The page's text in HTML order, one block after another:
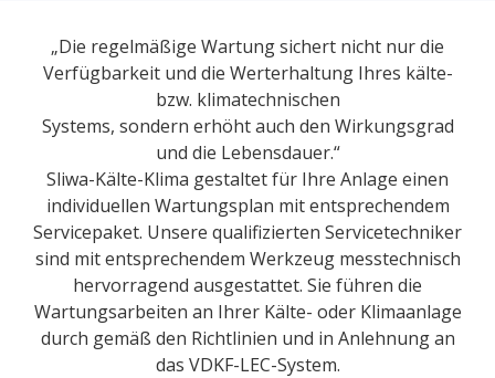
„Die regelmäßige Wartung sichert nicht nur die
Verfügbarkeit und die Werterhaltung Ihres kälte-
bzw. klimatechnischen
Systems, sondern erhöht auch den Wirkungsgrad
und die Lebensdauer.“
Sliwa-Kälte-Klima gestaltet für Ihre Anlage einen
individuellen Wartungsplan mit entsprechendem
Servicepaket. Unsere qualifizierten Servicetechniker
sind mit entsprechendem Werkzeug messtechnisch
hervorragend ausgestattet. Sie führen die
Wartungsarbeiten an Ihrer Kälte- oder Klimaanlage
durch gemäß den Richtlinien und in Anlehnung an
das VDKF-LEC-System.